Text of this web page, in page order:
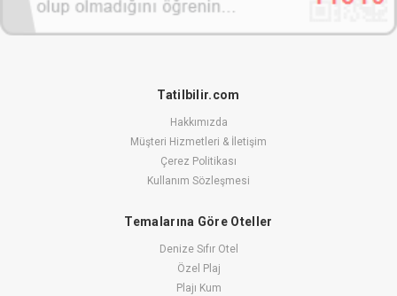
Tatilbilir.com
Hakkımızda
Müşteri Hizmetleri & İletişim
Çerez Politikası
Kullanım Sözleşmesi
Temalarına Göre Oteller
Denize Sıfır Otel
Özel Plaj
Plajı Kum